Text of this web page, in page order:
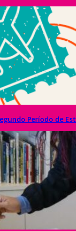
Período de